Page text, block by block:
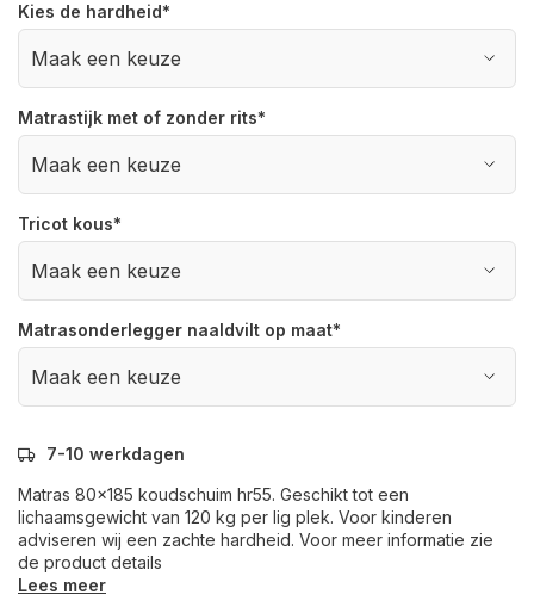
Kies de hardheid*
Matrastijk met of zonder rits*
Tricot kous*
Matrasonderlegger naaldvilt op maat*
7-10 werkdagen
Matras 80x185 koudschuim hr55. Geschikt tot een
lichaamsgewicht van 120 kg per lig plek. Voor kinderen
adviseren wij een zachte hardheid. Voor meer informatie zie
de product details
Lees meer